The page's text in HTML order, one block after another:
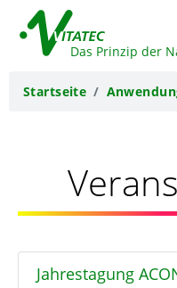
Das Prinzip der
Startseite
Jahrestagung